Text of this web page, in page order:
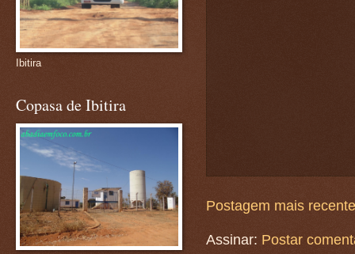
Postagem mais recente
Assinar: Postar
Ibitira
Copasa de Ibitira